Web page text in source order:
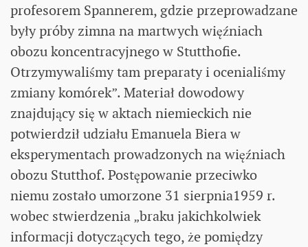
profesorem Spannerem, gdzie przeprowadzane
były próby zimna na martwych więźniach
obozu koncentracyjnego w Stutthofie.
Otrzymywaliśmy tam preparaty i ocenialiśmy
zmiany komórek”. Materiał dowodowy
znajdujący się w aktach niemieckich nie
potwierdził udziału Emanuela Biera w
eksperymentach prowadzonych na więźniach
obozu Stutthof. Postępowanie przeciwko
niemu zostało umorzone 31 sierpnia1959 r.
wobec stwierdzenia „braku jakichkolwiek
informacji dotyczących tego, że pomiędzy